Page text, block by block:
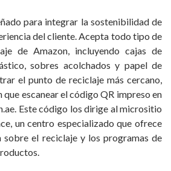
para integrar la sostenibilidad de
del cliente. Acepta todo tipo de
de Amazon, incluyendo cajas de
sobres acolchados y papel de
el punto de reciclaje más cercano,
que escanear el código QR impreso en
Este código los dirige al micrositio
un centro especializado que ofrece
sobre el reciclaje y los programas de